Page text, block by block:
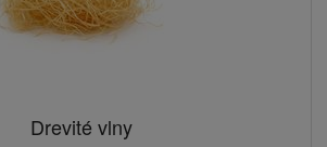
Drevité vlny